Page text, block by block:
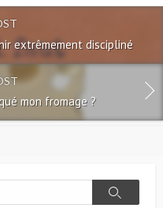
extrêmement discipliné
mon fromage ?
Search